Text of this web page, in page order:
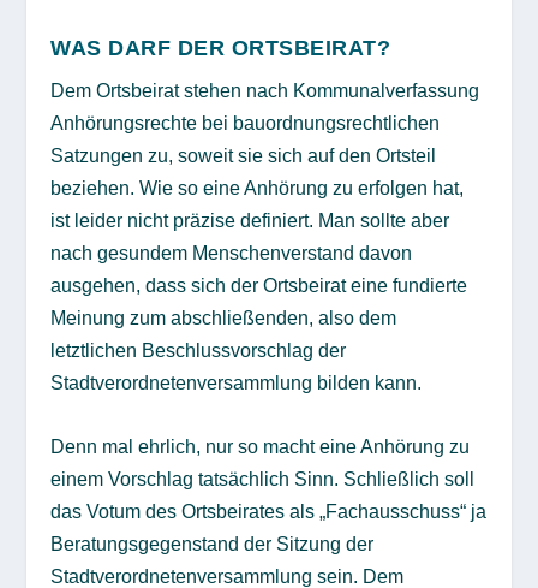
WAS DARF DER ORTSBEIRAT?
Dem Ortsbeirat stehen nach Kommunalverfassung
Anhörungsrechte bei bauordnungsrechtlichen
Satzungen zu, soweit sie sich auf den Ortsteil
beziehen. Wie so eine Anhörung zu erfolgen hat,
ist leider nicht präzise definiert. Man sollte aber
nach gesundem Menschenverstand davon
ausgehen, dass sich der Ortsbeirat eine fundierte
Meinung zum abschließenden, also dem
letztlichen Beschlussvorschlag der
Stadtverordnetenversammlung bilden kann.
Denn mal ehrlich, nur so macht eine Anhörung zu
einem Vorschlag tatsächlich Sinn. Schließlich soll
das Votum des Ortsbeirates als „Fachausschuss“ ja
Beratungsgegenstand der Sitzung der
Stadtverordnetenversammlung sein. Dem